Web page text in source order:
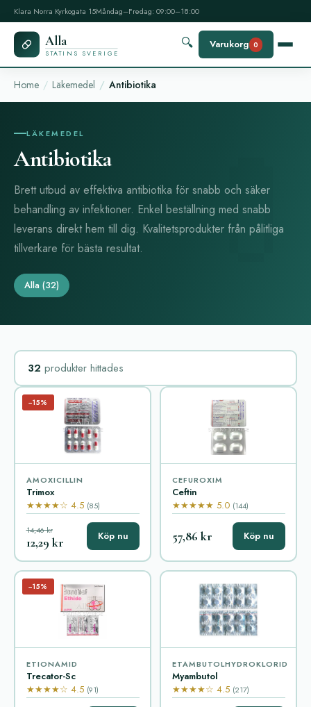
Klara Norra Kyrkogata 15Måndag–Fredag: 09:00–18:00
Alla
STATINS SVERIGE
🔍 Varukorg 0
Home Läkemedel Antibiotika
LÄKEMEDEL
Antibiotika
Brett utbud av effektiva antibiotika för snabb och säker
behandling av infektioner. Enkel beställning med snabb
leverans direkt hem till dig. Kvalitetsprodukter från pålitliga
tillverkare för bästa resultat.
Alla (32)
32 produkter hittades
−15%
AMOXICILLIN
Trimox
★★★★☆ 4.5 (85)
14,46 kr
12,29 kr Köp nu
CEFUROXIM
Ceftin
★★★★★ 5.0 (144)
57,86 kr Köp nu
−15%
ETIONAMID
Trecator-Sc
★★★★☆ 4.5 (91)
ETAMBUTOLHYDROKLORID
Myambutol
★★★★☆ 4.5 (217)